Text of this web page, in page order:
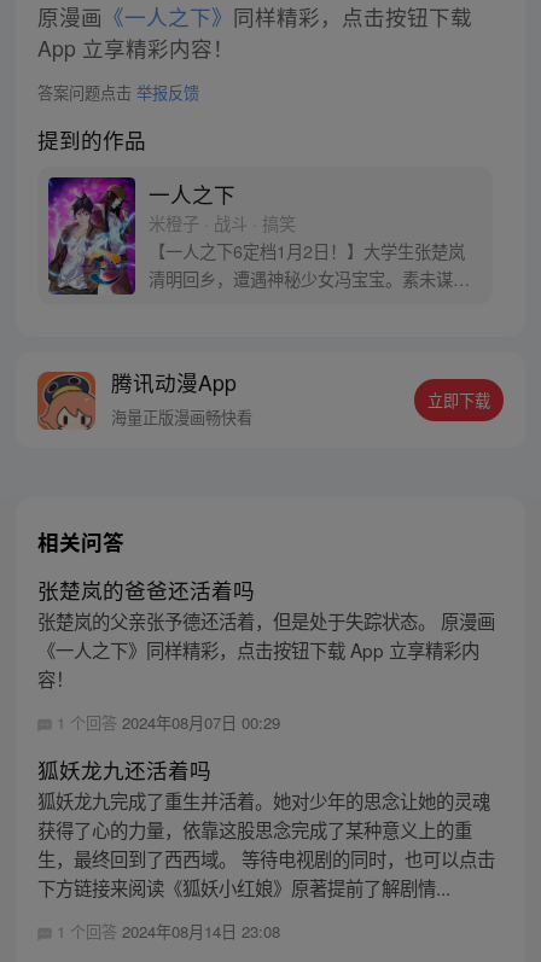
原漫画 《一人之下》 同样精彩，点击按钮下载
App 立享精彩内容！
答案问题点击 举报反馈
提到的作品
一人之下
米橙子 · 战斗 · 搞笑
【一人之下6定档1月2日！】大学生张楚岚
清明回乡，遭遇神秘少女冯宝宝。素未谋面
密，张楚岚的生活被彻底颠覆，与冯宝宝一
同踏上“异人”之旅。
腾讯动漫App
海量正版漫画畅快看
立即下载
相关问答
张楚岚的爸爸还活着吗
张楚岚的父亲张予德还活着，但是处于失踪状态。 原漫画
《一人之下》同样精彩，点击按钮下载 App 立享精彩内
容！
1 个回答 2024年08月07日 00:29
狐妖龙九还活着吗
狐妖龙九完成了重生并活着。她对少年的思念让她的灵魂
获得了心的力量，依靠这股思念完成了某种意义上的重
生，最终回到了西西域。 等待电视剧的同时，也可以点击
下方链接来阅读《狐妖小红娘》原著提前了解剧情...
1 个回答 2024年08月14日 23:08